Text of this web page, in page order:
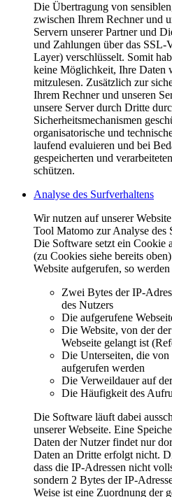
Die Übertragung von
zwischen Ihrem Rechner und
Servern unserer Partner und
und Zahlungen über das SSL-
Layer) verschlüsselt. Somit
keine Möglichkeit, Ihre Daten
mitzulesen. Zusätzlich zur
Ihrem Rechner und unseren
unsere Server durch Dritte
Sicherheitsmechanismen
organisatorische und
laufend evaluieren und bei
gespeicherten und
schützen.
Analyse des Surfverhaltens
Wir nutzen auf unserer
Tool Matomo zur Analyse des
Die Software setzt ein Cookie
(zu Cookies siehe bereits
Website aufgerufen, so
Zwei Bytes der IP-
des Nutzers
Die aufgerufene
Die Website, von der
Webseite gelangt ist
Die Unterseiten, die von
aufgerufen werden
Die Verweildauer auf
Die Häufigkeit des
Die Software läuft dabei
unserer Webseite. Eine
Daten der Nutzer findet nur
Daten an Dritte erfolgt nicht.
dass die IP-Adressen nicht
sondern 2 Bytes der IP-
Weise ist eine Zuordnung der